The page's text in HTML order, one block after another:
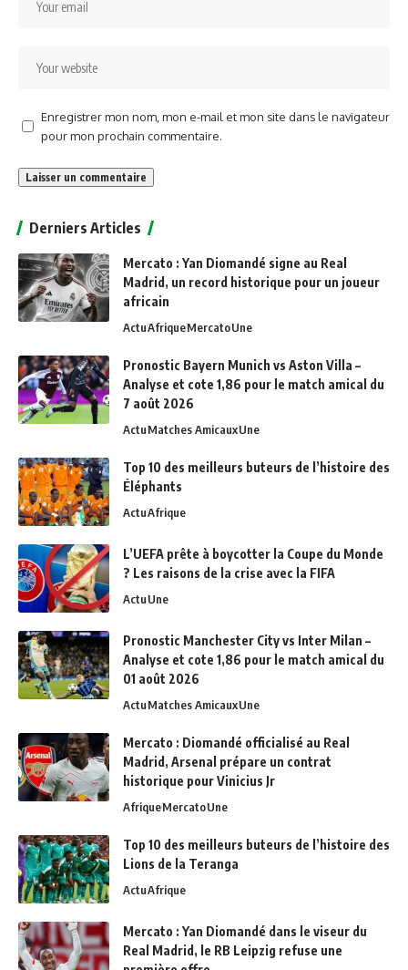
Enregistrer mon nom, mon e-mail et mon site dans le navigateur
pour mon prochain commentaire.
Derniers Articles
Mercato : Yan Diomandé signe au Real
Madrid, un record historique pour un joueur
africain
ActuAfriqueMercatoUne
Pronostic Bayern Munich vs Aston Villa –
Analyse et cote 1,86 pour le match amical du
7 août 2026
ActuMatches AmicauxUne
Top 10 des meilleurs buteurs de l’histoire des
Éléphants
ActuAfrique
L’UEFA prête à boycotter la Coupe du Monde
? Les raisons de la crise avec la FIFA
ActuUne
Pronostic Manchester City vs Inter Milan –
Analyse et cote 1,86 pour le match amical du
01 août 2026
ActuMatches AmicauxUne
Mercato : Diomandé officialisé au Real
Madrid, Arsenal prépare un contrat
historique pour Vinicius Jr
AfriqueMercatoUne
Top 10 des meilleurs buteurs de l’histoire des
Lions de la Teranga
ActuAfrique
Mercato : Yan Diomandé dans le viseur du
Real Madrid, le RB Leipzig refuse une